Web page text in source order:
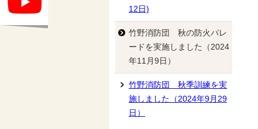
12日)
竹野消防団 秋の防火パレ
ードを実施しました（2024
年11月9日）
竹野消防団 秋季訓練を実
施しました（2024年9月29
日）